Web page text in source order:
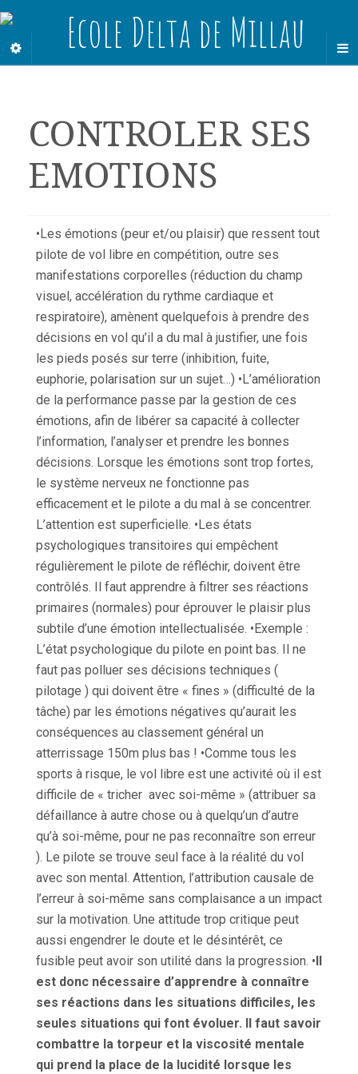
CONTROLER SES
EMOTIONS
•Les émotions (peur et/ou plaisir) que ressent tout
pilote de vol libre en compétition, outre ses
manifestations corporelles (réduction du champ
visuel, accélération du rythme cardiaque et
respiratoire), amènent quelquefois à prendre des
décisions en vol qu’il a du mal à justifier, une fois
les pieds posés sur terre (inhibition, fuite,
euphorie, polarisation sur un sujet…) •L’amélioration
de la performance passe par la gestion de ces
émotions, afin de libérer sa capacité à collecter
l’information, l’analyser et prendre les bonnes
décisions. Lorsque les émotions sont trop fortes,
le système nerveux ne fonctionne pas
efficacement et le pilote a du mal à se concentrer.
L’attention est superficielle. •Les états
psychologiques transitoires qui empêchent
régulièrement le pilote de réfléchir, doivent être
contrôlés. Il faut apprendre à filtrer ses réactions
primaires (normales) pour éprouver le plaisir plus
subtile d’une émotion intellectualisée. •Exemple :
L’état psychologique du pilote en point bas. Il ne
faut pas polluer ses décisions techniques (
pilotage ) qui doivent être « fines » (difficulté de la
tâche) par les émotions négatives qu’aurait les
conséquences au classement général un
atterrissage 150m plus bas ! •Comme tous les
sports à risque, le vol libre est une activité où il est
difficile de « tricher avec soi-même » (attribuer sa
défaillance à autre chose ou à quelqu’un d’autre
qu’à soi-même, pour ne pas reconnaître son erreur
). Le pilote se trouve seul face à la réalité du vol
avec son mental. Attention, l’attribution causale de
l’erreur à soi-même sans complaisance a un impact
sur la motivation. Une attitude trop critique peut
aussi engendrer le doute et le désintérêt, ce
fusible peut avoir son utilité dans la progression. •Il
est donc nécessaire d’apprendre à connaître
ses réactions dans les situations difficiles, les
seules situations qui font évoluer. Il faut savoir
combattre la torpeur et la viscosité mentale
qui prend la place de la lucidité lorsque les